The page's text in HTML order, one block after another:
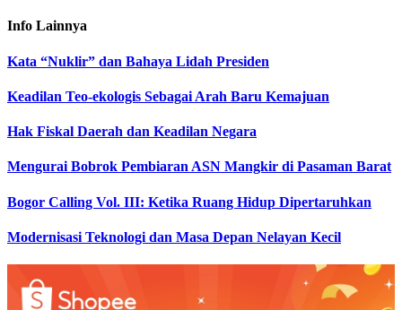
Info Lainnya
Kata “Nuklir” dan Bahaya Lidah Presiden
Keadilan Teo-ekologis Sebagai Arah Baru Kemajuan
Hak Fiskal Daerah dan Keadilan Negara
Mengurai Bobrok Pembiaran ASN Mangkir di Pasaman Barat
Bogor Calling Vol. III: Ketika Ruang Hidup Dipertaruhkan
Modernisasi Teknologi dan Masa Depan Nelayan Kecil